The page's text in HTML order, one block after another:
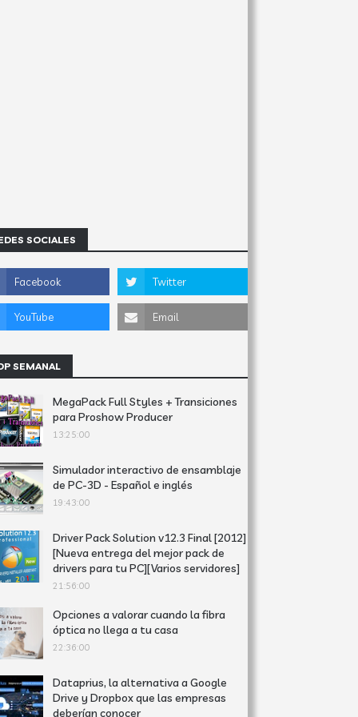
SOCIALES
SEMANAL
MegaPack Full Styles + Transiciones
para Proshow Producer
13:25:00
Simulador interactivo de ensamblaje
de PC-3D - Español e inglés
19:43:00
Driver Pack Solution v12.3 Final [2012]
[Nueva entrega del mejor pack de
drivers para tu PC][Varios servidores]
21:56:00
Opciones a valorar cuando la fibra
óptica no llega a tu casa
22:36:00
Dataprius, la alternativa a Google
Drive y Dropbox que las empresas
deberían conocer